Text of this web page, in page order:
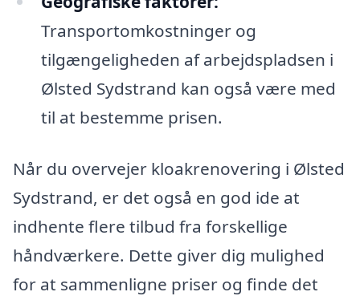
Transportomkostninger og
tilgængeligheden af arbejdspladsen i
Ølsted Sydstrand kan også være med
til at bestemme prisen.
Når du overvejer kloakrenovering i Ølsted
Sydstrand, er det også en god ide at
indhente flere tilbud fra forskellige
håndværkere. Dette giver dig mulighed
for at sammenligne priser og finde det